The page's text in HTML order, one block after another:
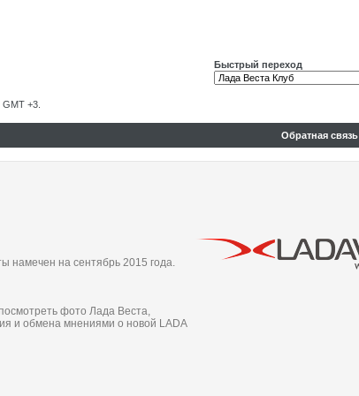
Быстрый переход
GMT +3.
Обратная связь
намечен на сентябрь 2015 года.
фото Лада Веста,
и обмена мнениями о новой LADA